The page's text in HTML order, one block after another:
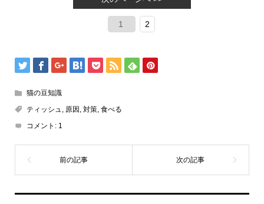
1 2
猫の豆知識
ティッシュ
原因 対策, 食べる
コメント: 1